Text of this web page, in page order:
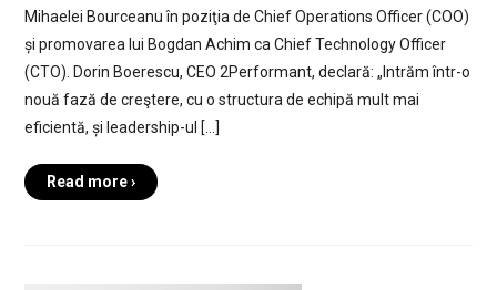
Mihaelei Bourceanu în poziţia de Chief Operations Officer (COO)
și promovarea lui Bogdan Achim ca Chief Technology Officer
(CTO). Dorin Boerescu, CEO 2Performant, declară: „Intrăm într-o
nouă fază de creştere, cu o structura de echipă mult mai
eficientă, și leadership-ul […]
Read more ›